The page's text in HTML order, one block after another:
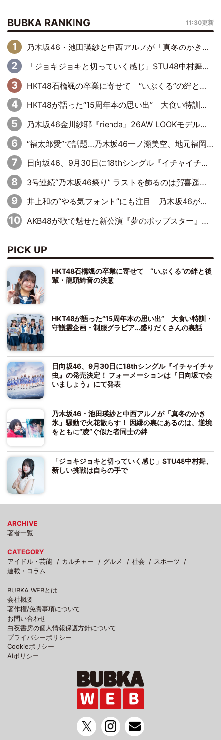
BUBKA RANKING 11:30更新
乃木坂46・池田瑛紗と中西アルノが「真冬のかき氷」騒動で火花散らす！ 因縁の裏にあるのは、逆境をともに“凌”ぐ似た者同士の絆
「ジョキジョキと切っていく感じ」STU48中村舞、新しい挑戦は自らの手で
HKT48石橋颯の卒業に寄せて “いぶくる”の絆と後輩・龍頭綺音の決意
HKT48が語った“15周年本の思い出” 大食い特訓・守護霊企画・制服グラビア…盛りだくさんの裏話
乃木坂46金川紗耶『rienda』26AW LOOKモデルに就任
“福太郎愛”で話題…乃木坂46一ノ瀬美空、地元福岡『めんべい25周年トップサポーター』に就任
日向坂46、9月30日に18thシングル『イチャイチャ虫』の発売決定！ フォーメーションは『日向坂で会いましょう』にて発表
3号連続“乃木坂46祭り” ラストを飾るのは賀喜遥香…5年ぶりの登場に「5年分大人になった私を見ていただけたら」
井上和の“やる気フォント”にも注目 乃木坂46が挑んだ書道パフォーマンスの舞台裏
AKB48が歌で魅せた新公演『夢のポップスター』 初日から全身全霊のステージ
PICK UP
HKT48石橋颯の卒業に寄せて “いぶくる”の絆と後
輩・龍頭綺音の決意
HKT48が語った“15周年本の思い出” 大食い特訓・
守護霊企画・制服グラビア…盛りだくさんの裏話
日向坂46、9月30日に18thシングル『イチャイチャ
虫』の発売決定！ フォーメーションは『日向坂で会
いましょう』にて発表
乃木坂46・池田瑛紗と中西アルノが「真冬のかき
氷」騒動で火花散らす！ 因縁の裏にあるのは、逆境
をともに“凌”ぐ似た者同士の絆
「ジョキジョキと切っていく感じ」STU48中村舞、
新しい挑戦は自らの手で
ARCHIVE
著者一覧
CATEGORY
アイドル・芸能
カルチャー グルメ 社会
スポーツ
連載・コラム
BUBKA WEBとは
会社概要
著作権/免責事項について
お問い合わせ
白夜書房の個人情報保護方針について
プライバシーポリシー
Cookieポリシー
AIポリシー